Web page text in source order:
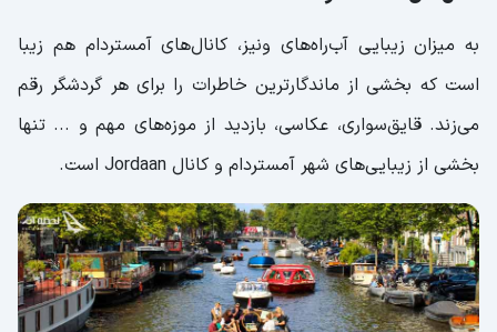
به میزان زیبایی آب‌راه‌های ونیز، کانال‌های آمستردام هم زیبا
است که بخشی از ماندگار‌ترین خاطرات را برای هر گردشگر رقم
می‌زند. قایق‌سواری، عکاسی، بازدید از موزه‌های مهم و ... تنها
بخشی از زیبایی‌های شهر آمستردام و کانال Jordaan است.